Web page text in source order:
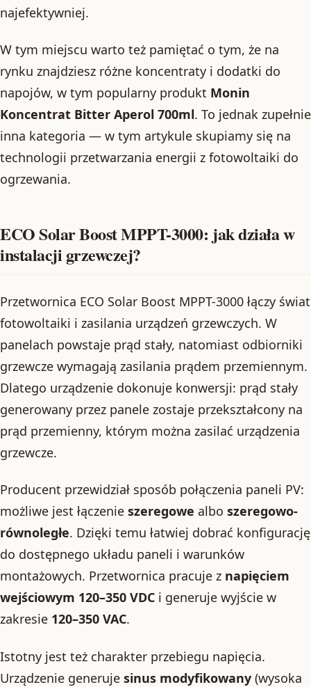
najefektywniej.
W tym miejscu warto też pamiętać o tym, że na
rynku znajdziesz różne koncentraty i dodatki do
napojów, w tym popularny produkt Monin
Koncentrat Bitter Aperol 700ml. To jednak zupełnie
inna kategoria — w tym artykule skupiamy się na
technologii przetwarzania energii z fotowoltaiki do
ogrzewania.
ECO Solar Boost MPPT-3000: jak działa w
instalacji grzewczej?
Przetwornica ECO Solar Boost MPPT-3000 łączy świat
fotowoltaiki i zasilania urządzeń grzewczych. W
panelach powstaje prąd stały, natomiast odbiorniki
grzewcze wymagają zasilania prądem przemiennym.
Dlatego urządzenie dokonuje konwersji: prąd stały
generowany przez panele zostaje przekształcony na
prąd przemienny, którym można zasilać urządzenia
grzewcze.
Producent przewidział sposób połączenia paneli PV:
możliwe jest łączenie szeregowe albo szeregowo-
równoległe. Dzięki temu łatwiej dobrać konfigurację
do dostępnego układu paneli i warunków
montażowych. Przetwornica pracuje z napięciem
wejściowym 120–350 VDC i generuje wyjście w
zakresie 120–350 VAC.
Istotny jest też charakter przebiegu napięcia.
Urządzenie generuje sinus modyfikowany (wysoka